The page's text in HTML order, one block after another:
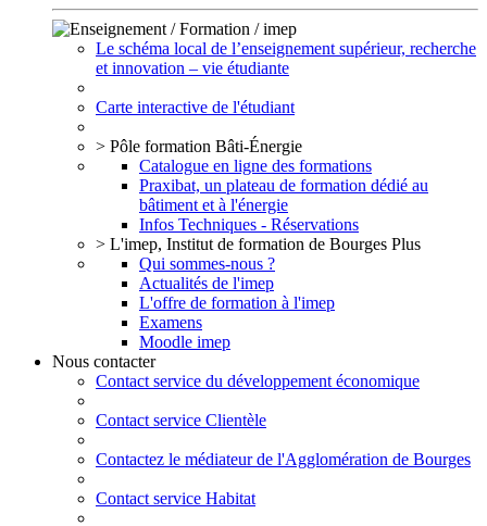
Le schéma local de l’enseignement supérieur, recherche
et innovation – vie étudiante
Carte interactive de l'étudiant
> Pôle formation Bâti-Énergie
Catalogue en ligne des formations
Praxibat, un plateau de formation dédié au
bâtiment et à l'énergie
Infos Techniques - Réservations
> L'imep, Institut de formation de Bourges Plus
Qui sommes-nous ?
Actualités de l'imep
L'offre de formation à l'imep
Examens
Moodle imep
Nous contacter
Contact service du développement économique
Contact service Clientèle
Contactez le médiateur de l'Agglomération de Bourges
Contact service Habitat